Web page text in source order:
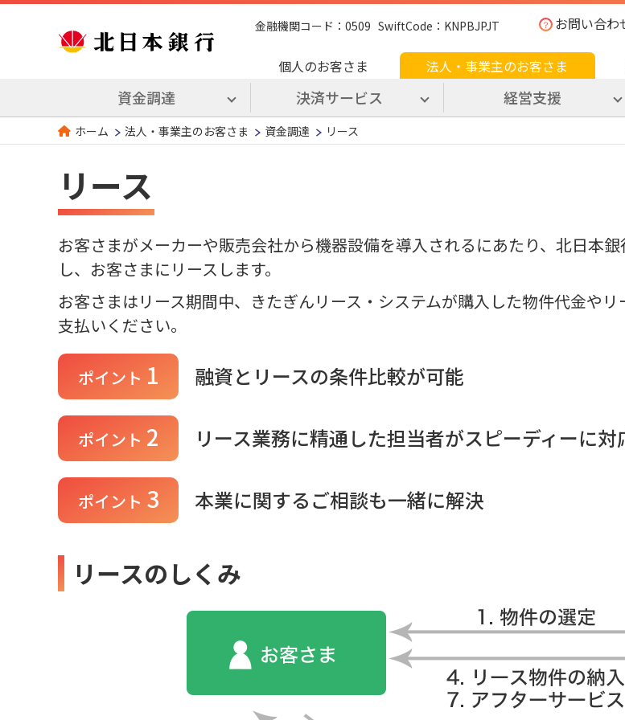
金融機関コード：0509 SwiftCode：KNPBJPJT お問い合わ
個人のお客さま 法人・事業主のお客さま
資金調達 決済サービス 経営支援
ホーム 法人・事業主のお客さま 資金調達 リース
リース
お客さまがメーカーや販売会社から機器設備を導入されるにあたり、北日本
し、お客さまにリースします。
お客さまはリース期間中、きたぎんリース・システムが購入した物件代金や
支払いください。
ポイント 1 融資とリースの条件比較が可能
ポイント 2 リース業務に精通した担当者がスピーディーに対
ポイント 3 本業に関するご相談も一緒に解決
リースのしくみ